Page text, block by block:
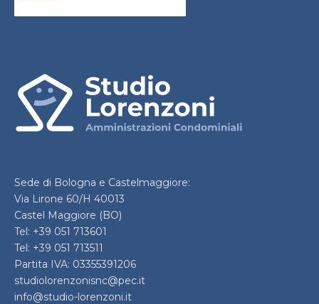
Sede di Bologna e Castelmaggiore:
Via Lirone 60/H 40013
Castel Maggiore (BO)
Tel: +39 051 713601
Tel: +39 051 713511
Partita IVA: 03355391206
studiolorenzonisnc@pec.it
info@studio-lorenzoni.it